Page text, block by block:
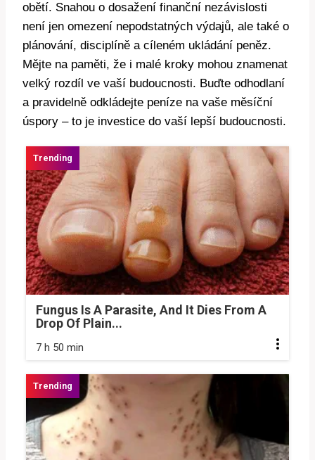
obětí. Snahou o dosažení finanční nezávislosti
není jen omezení nepodstatných výdajů, ale také o
plánování, disciplíně a cíleném ukládání peněz.
Mějte na paměti, že i malé kroky mohou znamenat
velký rozdíl ve vaší budoucnosti. Buďte odhodlaní
a pravidelně odkládejte peníze na vaše měsíční
úspory – to je investice do vaší lepší budoucnosti.
Fungus Is A Parasite, And It Dies From A
Drop Of Plain...
7 h 50 min